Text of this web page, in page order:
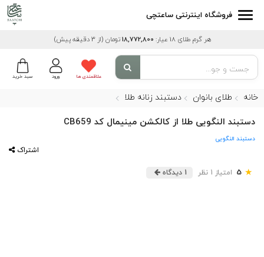
فروشگاه اینترنتی ساعتچی
هر گرم طلای 18 عیار: 18,772,800 تومان (از 3 دقیقه پیش)
سبد خرید ورود علاقمندی ها
خانه طلای بانوان دستبند زنانه طلا
دستبند النگویی طلا از کالکشن مینیمال کد CB659
دستبند النگویی
اشتراک
★
5 امتیاز 1 نظر 1 دیدگاه